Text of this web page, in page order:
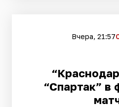
Вчера, 21:57
“Спартак” в